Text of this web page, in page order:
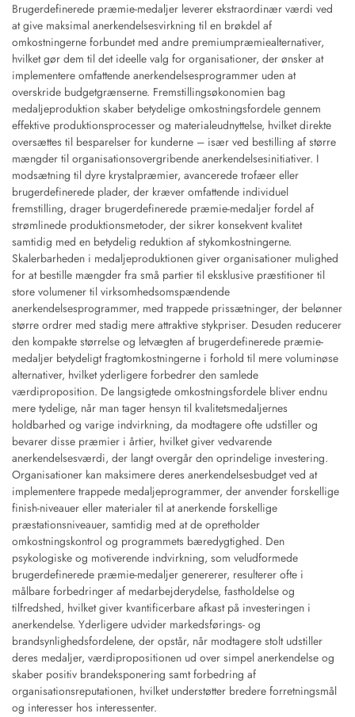
Brugerdefinerede præmie-medaljer leverer ekstraordinær værdi ved
at give maksimal anerkendelsesvirkning til en brøkdel af
omkostningerne forbundet med andre premiumpræmiealternativer,
hvilket gør dem til det ideelle valg for organisationer, der ønsker at
implementere omfattende anerkendelsesprogrammer uden at
overskride budgetgrænserne. Fremstillingsøkonomien bag
medaljeproduktion skaber betydelige omkostningsfordele gennem
effektive produktionsprocesser og materialeudnyttelse, hvilket direkte
oversættes til besparelser for kunderne – især ved bestilling af større
mængder til organisationsovergribende anerkendelsesinitiativer. I
modsætning til dyre krystalpræmier, avancerede trofæer eller
brugerdefinerede plader, der kræver omfattende individuel
fremstilling, drager brugerdefinerede præmie-medaljer fordel af
strømlinede produktionsmetoder, der sikrer konsekvent kvalitet
samtidig med en betydelig reduktion af stykomkostningerne.
Skalerbarheden i medaljeproduktionen giver organisationer mulighed
for at bestille mængder fra små partier til eksklusive præstitioner til
store volumener til virksomhedsomspændende
anerkendelsesprogrammer, med trappede prissætninger, der belønner
større ordrer med stadig mere attraktive stykpriser. Desuden reducerer
den kompakte størrelse og letvægten af brugerdefinerede præmie-
medaljer betydeligt fragtomkostningerne i forhold til mere voluminøse
alternativer, hvilket yderligere forbedrer den samlede
værdiproposition. De langsigtede omkostningsfordele bliver endnu
mere tydelige, når man tager hensyn til kvalitetsmedaljernes
holdbarhed og varige indvirkning, da modtagere ofte udstiller og
bevarer disse præmier i årtier, hvilket giver vedvarende
anerkendelsesværdi, der langt overgår den oprindelige investering.
Organisationer kan maksimere deres anerkendelsesbudget ved at
implementere trappede medaljeprogrammer, der anvender forskellige
finish-niveauer eller materialer til at anerkende forskellige
præstationsniveauer, samtidig med at de opretholder
omkostningskontrol og programmets bæredygtighed. Den
psykologiske og motiverende indvirkning, som veludformede
brugerdefinerede præmie-medaljer genererer, resulterer ofte i
målbare forbedringer af medarbejderydelse, fastholdelse og
tilfredshed, hvilket giver kvantificerbare afkast på investeringen i
anerkendelse. Yderligere udvider markedsførings- og
brandsynlighedsfordelene, der opstår, når modtagere stolt udstiller
deres medaljer, værdipropositionen ud over simpel anerkendelse og
skaber positiv brandeksponering samt forbedring af
organisationsreputationen, hvilket understøtter bredere forretningsmål
og interesser hos interessenter.